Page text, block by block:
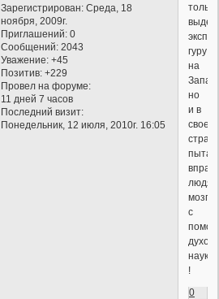
Зарегистрирован: Среда, 18
ноября, 2009г.
Приглашений: 0
Сообщений: 2043
Уважение: +45
Позитив: +229
Провел на форуме:
11 дней 7 часов
Последний визит:
Понедельник, 12 июля, 2010г. 16:05
только
гуру
на
Запад,
но
и в
своей
людям
мозги
с
науки
!
0